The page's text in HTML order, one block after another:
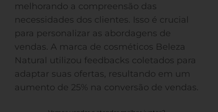
melhorando a compreensão das
necessidades dos clientes. Isso é crucial
para personalizar as abordagens de
vendas. A marca de cosméticos Beleza
Natural utilizou feedbacks coletados para
adaptar suas ofertas, resultando em um
aumento de 25% na conversão de vendas.